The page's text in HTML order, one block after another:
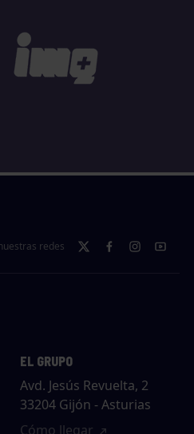
redes
EL GRUPO
Avd. Jesús Revuelta, 2
33204 Gijón - Asturias
Cómo llegar